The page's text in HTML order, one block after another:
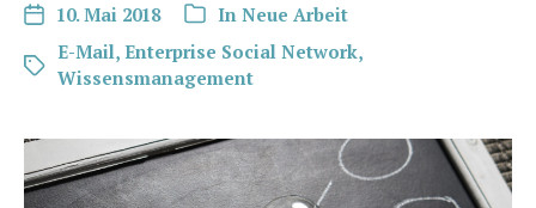
10. Mai 2018 In Neue Arbeit
E-Mail, Enterprise Social Network,
Wissensmanagement